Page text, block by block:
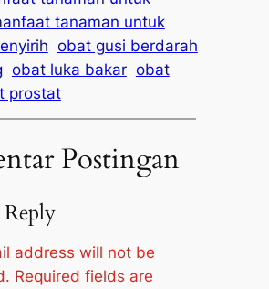
tanaman untuk
obat gusi berdarah
obat luka bakar obat
prostat
Postingan
Reply
address will not be
Required fields are